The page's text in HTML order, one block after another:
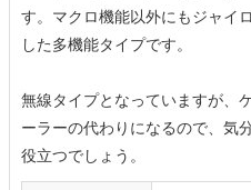
す。マクロ機能以外にもジャイ
した多機能タイプです。
無線タイプとなっていますが、
ーラーの代わりになるので、気
役立つでしょう。